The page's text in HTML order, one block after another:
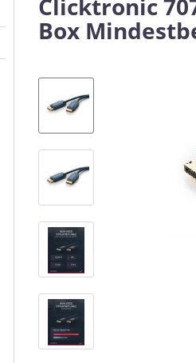
Clicktronic
Box